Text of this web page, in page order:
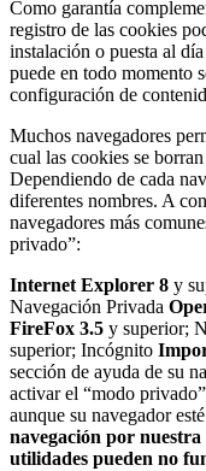
Como garantía
registro de las cookies
instalación o puesta al
puede en todo momento
configuración de
Muchos navegadores
cual las cookies se
Dependiendo de cada
diferentes nombres. A
navegadores más
privado”:
Internet Explorer 8 y
Navegación Privada
FireFox 3.5 y superior;
superior; Incógnito
sección de ayuda de su
activar el “modo
aunque su navegador
navegación por
utilidades pueden no